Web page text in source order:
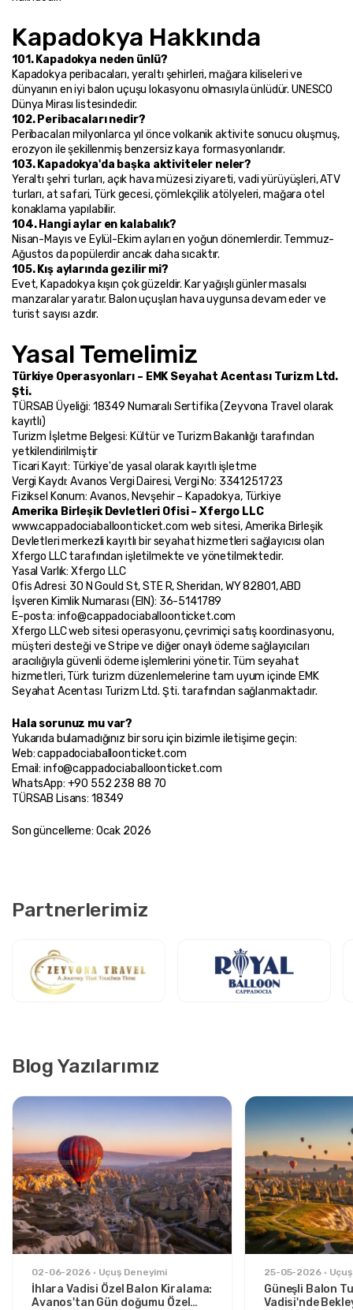
Kapadokya Hakkında
101. Kapadokya neden ünlü?
Kapadokya peribacaları, yeraltı şehirleri, mağara kiliseleri ve
dünyanın en iyi balon uçuşu lokasyonu olmasıyla ünlüdür. UNESCO
Dünya Mirası listesindedir.
102. Peribacaları nedir?
Peribacaları milyonlarca yıl önce volkanik aktivite sonucu oluşmuş,
erozyon ile şekillenmiş benzersiz kaya formasyonlarıdır.
103. Kapadokya'da başka aktiviteler neler?
Yeraltı şehri turları, açık hava müzesi ziyareti, vadi yürüyüşleri, ATV
turları, at safari, Türk gecesi, çömlekçilik atölyeleri, mağara otel
konaklama yapılabilir.
104. Hangi aylar en kalabalık?
Nisan-Mayıs ve Eylül-Ekim ayları en yoğun dönemlerdir. Temmuz-
Ağustos da popülerdir ancak daha sıcaktır.
105. Kış aylarında gezilir mi?
Evet, Kapadokya kışın çok güzeldir. Kar yağışlı günler masalsı
manzaralar yaratır. Balon uçuşları hava uygunsa devam eder ve
turist sayısı azdır.
Yasal Temelimiz
Türkiye Operasyonları – EMK Seyahat Acentası Turizm Ltd.
Şti.
TÜRSAB Üyeliği: 18349 Numaralı Sertifika (Zeyvona Travel olarak
kayıtlı)
Turizm İşletme Belgesi: Kültür ve Turizm Bakanlığı tarafından
yetkilendirilmiştir
Ticari Kayıt: Türkiye'de yasal olarak kayıtlı işletme
Vergi Kaydı: Avanos Vergi Dairesi, Vergi No: 3341251723
Fiziksel Konum: Avanos, Nevşehir – Kapadokya, Türkiye
Amerika Birleşik Devletleri Ofisi – Xfergo LLC
www.cappadociaballoonticket.com web sitesi, Amerika Birleşik
Devletleri merkezli kayıtlı bir seyahat hizmetleri sağlayıcısı olan
Xfergo LLC tarafından işletilmekte ve yönetilmektedir.
Yasal Varlık: Xfergo LLC
Ofis Adresi: 30 N Gould St, STE R, Sheridan, WY 82801, ABD
İşveren Kimlik Numarası (EIN): 36-5141789
E-posta: info@cappadociaballoonticket.com
Xfergo LLC web sitesi operasyonu, çevrimiçi satış koordinasyonu,
müşteri desteği ve Stripe ve diğer onaylı ödeme sağlayıcıları
aracılığıyla güvenli ödeme işlemlerini yönetir. Tüm seyahat
hizmetleri, Türk turizm düzenlemelerine tam uyum içinde EMK
Seyahat Acentası Turizm Ltd. Şti. tarafından sağlanmaktadır.
Hala sorunuz mu var?
Yukarıda bulamadığınız bir soru için bizimle iletişime geçin:
Web: cappadociaballoonticket.com
Email: info@cappadociaballoonticket.com
WhatsApp: +90 552 238 88 70
TÜRSAB Lisans: 18349
Son güncelleme: Ocak 2026
Partnerlerimiz
Blog Yazılarımız
02-06-2026 Uçuş Deneyimi
İhlara Vadisi Özel Balon Kiralama:
Avanos'tan Gün doğumu Özel
25-05-2026
Güneşli Balon
Vadisi'nde